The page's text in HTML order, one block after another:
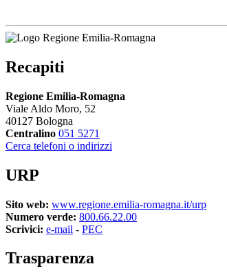
Recapiti
Regione Emilia-Romagna
Viale Aldo Moro, 52
40127 Bologna
Centralino 051 5271
Cerca telefoni o indirizzi
URP
Sito web: www.regione.emilia-romagna.it/urp
Numero verde: 800.66.22.00
Scrivici: e-mail - PEC
Trasparenza